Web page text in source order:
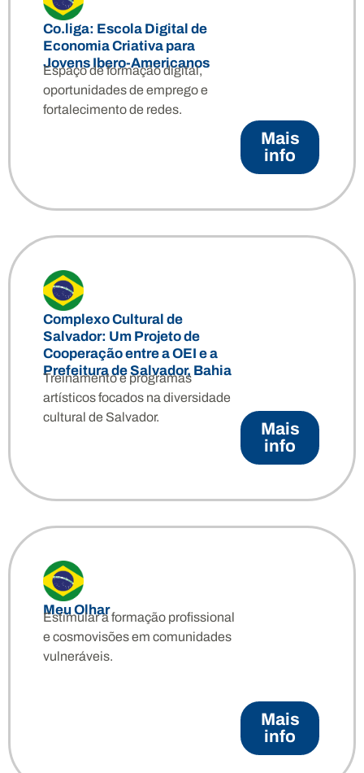
Co.liga: Escola Digital de
Economia Criativa para
Jovens Ibero-Americanos
Espaço de formação digital,
oportunidades de emprego e
fortalecimento de redes.
Mais
info
Complexo Cultural de
Salvador: Um Projeto de
Cooperação entre a OEI e a
Prefeitura de Salvador, Bahia
Treinamento e programas
artísticos focados na diversidade
cultural de Salvador.
Mais
info
Meu Olhar
Estimular a formação profissional
e cosmovisões em comunidades
vulneráveis.
Mais
info